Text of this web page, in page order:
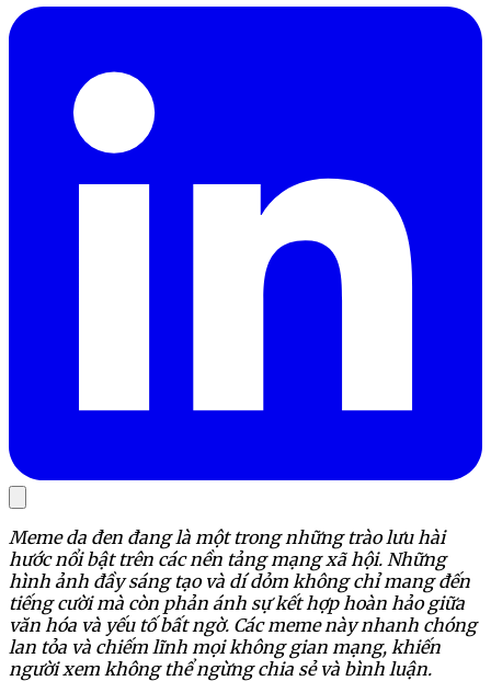
Meme da đen đang là một trong những trào lưu hài
hước nổi bật trên các nền tảng mạng xã hội. Những
hình ảnh đầy sáng tạo và dí dỏm không chỉ mang đến
tiếng cười mà còn phản ánh sự kết hợp hoàn hảo giữa
văn hóa và yếu tố bất ngờ. Các meme này nhanh chóng
lan tỏa và chiếm lĩnh mọi không gian mạng, khiến
người xem không thể ngừng chia sẻ và bình luận.